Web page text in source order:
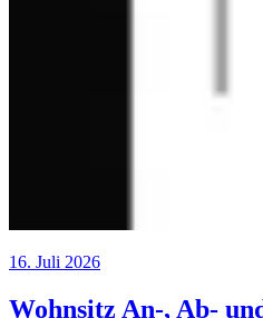
16. Juli 2026
Wohnsitz An-, Ab-